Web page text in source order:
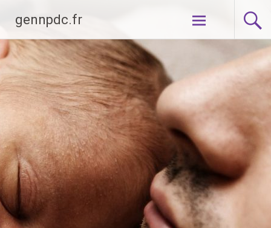
contenu
principal
gennpdc.fr